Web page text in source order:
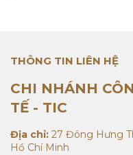
THÔNG TIN LIÊN HỆ
CHI NHÁNH
TẾ - TIC
Địa chỉ: 27 Đông Hưng
Hồ Chí Minh